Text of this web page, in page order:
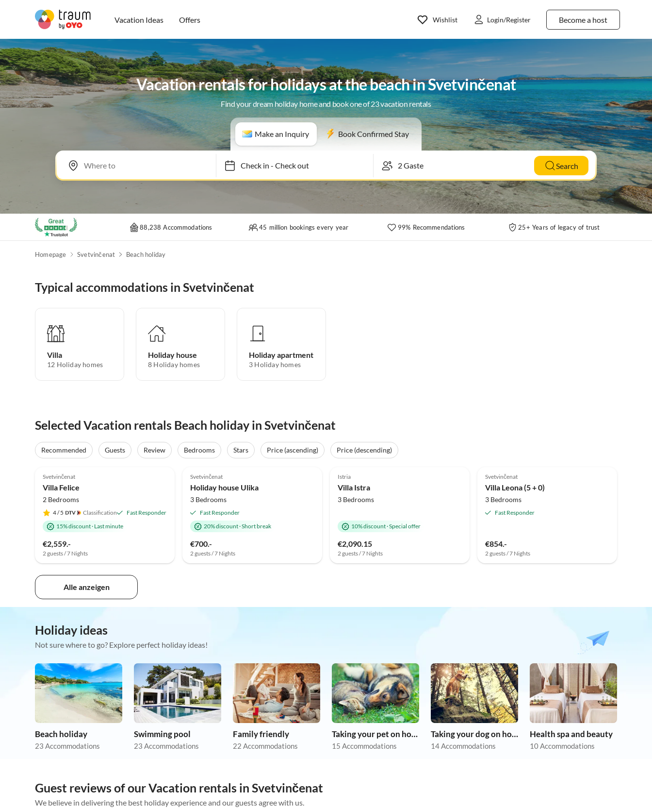
Vacation Ideas Offers Become a host
Wishlist Login/Register
Vacation rentals for holidays at the beach in Svetvinčenat
Find your dream holiday home and book one of 23 vacation rentals
Make an Inquiry Book Confirmed Stay
Check in- Check out Search
88,238 Accommodations 45 million bookings every year 99% Recommendations 25+ Years of legacy of trust
Homepage Svetvinčenat Beach holiday
Typical accommodations in Svetvinčenat
Villa
12 Holiday homes
Holiday house
8 Holiday homes
Holiday apartment
3 Holiday homes
Selected Vacation rentals Beach holiday in Svetvinčenat
Recommended Guests Review Bedrooms Stars Price (ascending)
Price (descending)
Svetvinčenat
Villa Felice
2 Bedrooms
4/ 5 Classification
Fast Responder
15% discount· Last minute
€2,559.-
2 guests / 7 Nights
Svetvinčenat
Holiday house Ulika
3 Bedrooms
Fast Responder
20% discount·Short break
€700.-
2 guests / 7 Nights
Istria
Villa Istra
3 Bedrooms
10% discount·Special offer
€2,090.15
2 guests / 7 Nights
Svetvinčenat
Villa Leona (5 + 0)
3 Bedrooms
Fast Responder
€854.-
2 guests / 7 Nights
Alle anzeigen
Holiday ideas
Not sure where to go? Explore perfect holiday ideas!
Beach holiday
23 Accommodations
Swimming pool
23 Accommodations
Family friendly
22 Accommodations
Taking your pet on holiday
15 Accommodations
Taking your dog on holiday
14 Accommodations
Health spa and beauty
10 Accommodations
Guest reviews of our Vacation rentals in Svetvinčenat
We believe in delivering the best holiday experience and our guests agree with us.